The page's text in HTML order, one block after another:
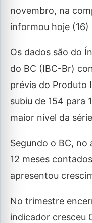
novembro, na
informou hoje
Os dados são do
do BC (IBC-Br)
prévia do Produto
subiu de 154 para
maior nível da
Segundo o BC, no
12 meses
apresentou
No trimestre
indicador cresceu